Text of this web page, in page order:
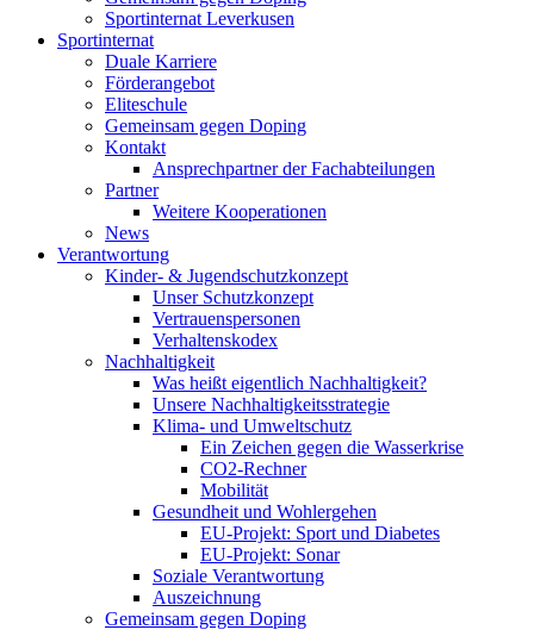
Sportinternat Leverkusen
Sportinternat
Duale Karriere
Förderangebot
Eliteschule
Gemeinsam gegen Doping
Kontakt
Ansprechpartner der Fachabteilungen
Partner
Weitere Kooperationen
News
Verantwortung
Kinder- & Jugendschutzkonzept
Unser Schutzkonzept
Vertrauenspersonen
Verhaltenskodex
Nachhaltigkeit
Was heißt eigentlich Nachhaltigkeit?
Unsere Nachhaltigkeitsstrategie
Klima- und Umweltschutz
Ein Zeichen gegen die Wasserkrise
CO2-Rechner
Mobilität
Gesundheit und Wohlergehen
EU-Projekt: Sport und Diabetes
EU-Projekt: Sonar
Soziale Verantwortung
Auszeichnung
Gemeinsam gegen Doping